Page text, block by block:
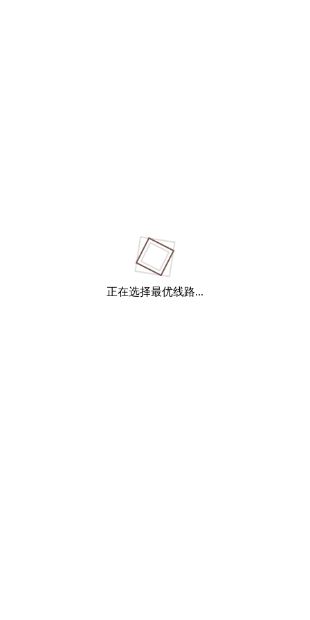
正在选择最优线路...